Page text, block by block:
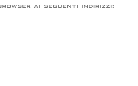
ai seguenti indirizzi: